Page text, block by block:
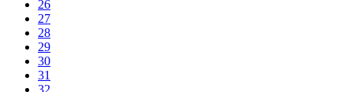
26
27
28
29
30
31
32